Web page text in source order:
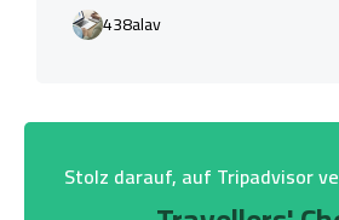
438alav
Stolz darauf, auf Tripadvisor